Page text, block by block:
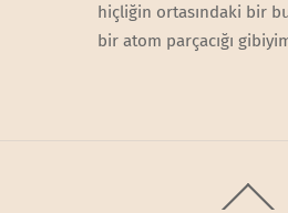
hiçliğin ortasındaki bir
bir atom parçacığı
To